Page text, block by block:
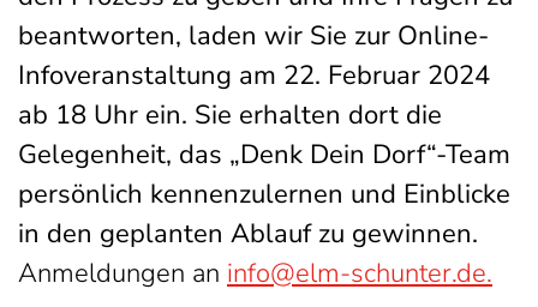
beantworten, laden wir Sie zur Online-
Infoveranstaltung am 22. Februar 2024
ab 18 Uhr ein. Sie erhalten dort die
Gelegenheit, das „Denk Dein Dorf“-Team
persönlich kennenzulernen und Einblicke
in den geplanten Ablauf zu gewinnen.
Anmeldungen an info@elm-schunter.de.